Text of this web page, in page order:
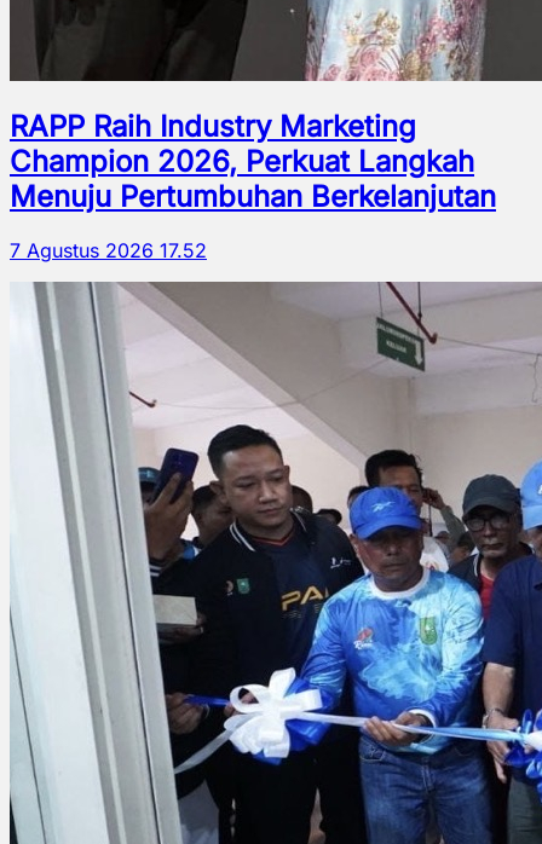
RAPP Raih Industry Marketing
Champion 2026, Perkuat Langkah
Menuju Pertumbuhan Berkelanjutan
7 Agustus 2026 17.52